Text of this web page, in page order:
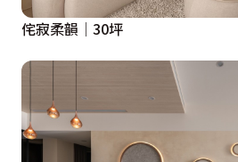
侘寂柔韻│30坪